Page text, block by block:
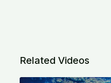
Related Videos